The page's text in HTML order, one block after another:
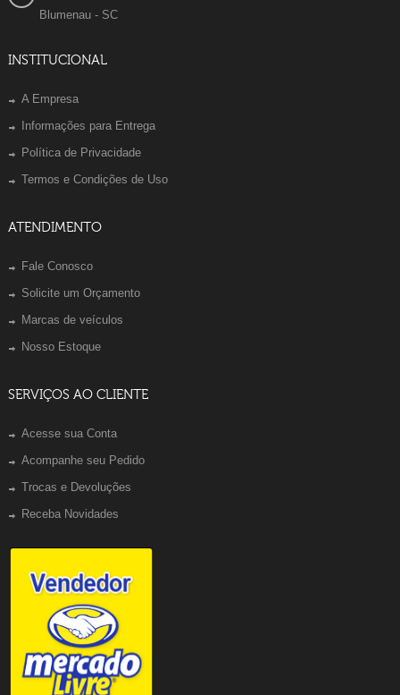
Blumenau - SC
INSTITUCIONAL
A Empresa
Informações para Entrega
Política de Privacidade
Termos e Condições de Uso
ATENDIMENTO
Fale Conosco
Solicite um Orçamento
Marcas de veículos
Nosso Estoque
SERVIÇOS AO CLIENTE
Acesse sua Conta
Acompanhe seu Pedido
Trocas e Devoluções
Receba Novidades